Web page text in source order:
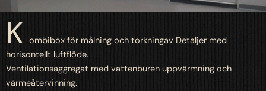
K ombibox för målning och torkningav Detaljer med
horisontellt luftflöde.
Ventilationsaggregat med vattenburen uppvärmning och
värmeåtervinning.